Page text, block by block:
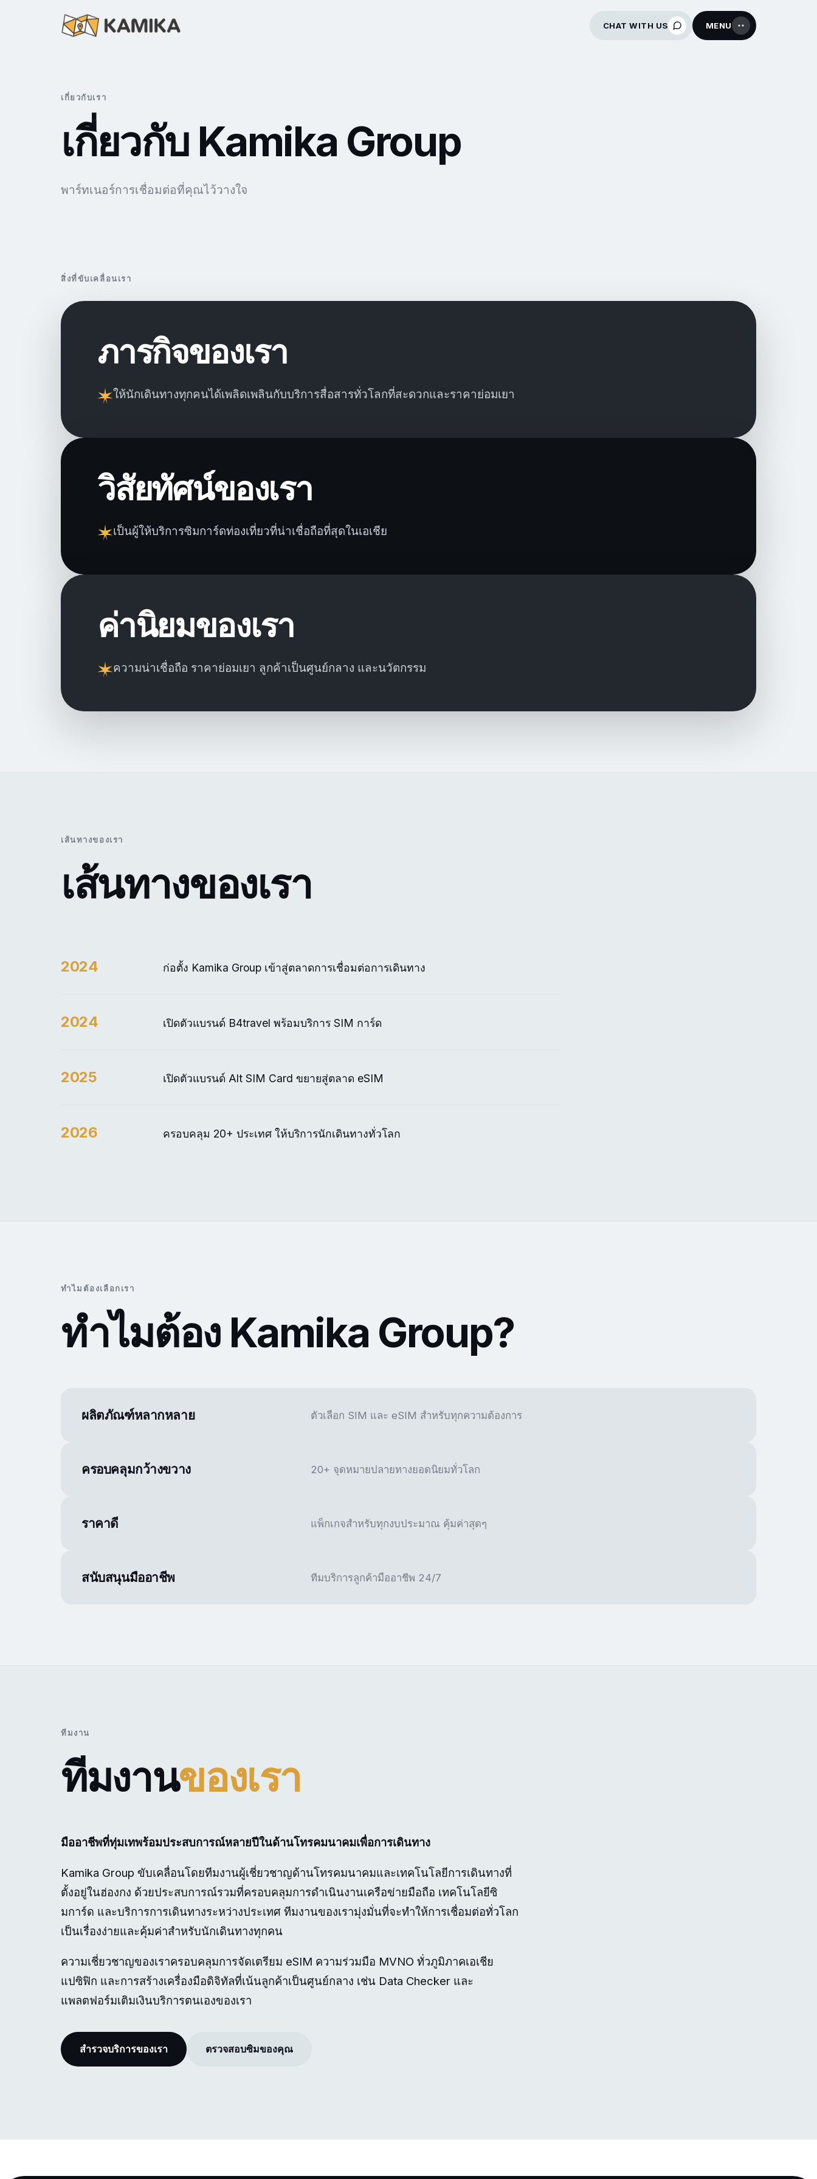
CHAT WITH US MENU
เกี่ยวกับเรา
เกี่ยวกับ Kamika Group
พาร์ทเนอร์การเชื่อมต่อที่คุณไว้วางใจ
สิ่งที่ขับเคลื่อนเรา
ภารกิจของเรา
ให้นักเดินทางทุกคนได้เพลิดเพลินกับบริการสื่อสารทั่วโลกที่สะดวกและราคาย่อมเยา
วิสัยทัศน์ของเรา
เป็นผู้ให้บริการซิมการ์ดท่องเที่ยวที่น่าเชื่อถือที่สุดในเอเชีย
ค่านิยมของเรา
ความน่าเชื่อถือ ราคาย่อมเยา ลูกค้าเป็นศูนย์กลาง และนวัตกรรม
เส้นทางของเรา
เส้นทางของเรา
2024 ก่อตั้ง Kamika Group เข้าสู่ตลาดการเชื่อมต่อการเดินทาง
2024 เปิดตัวแบรนด์ B4travel พร้อมบริการ SIM การ์ด
2025 เปิดตัวแบรนด์ Alt SIM Card ขยายสู่ตลาด eSIM
2026 ครอบคลุม 20+ ประเทศ ให้บริการนักเดินทางทั่วโลก
ทำไมต้องเลือกเรา
ทำไมต้อง Kamika Group?
ผลิตภัณฑ์หลากหลาย ตัวเลือก SIM และ eSIM สำหรับทุกความต้องการ
ครอบคลุมกว้างขวาง 20+ จุดหมายปลายทางยอดนิยมทั่วโลก
ราคาดี แพ็กเกจสำหรับทุกงบประมาณ คุ้มค่าสุดๆ
สนับสนุนมืออาชีพ ทีมบริการลูกค้ามืออาชีพ 24/7
ทีมงาน
ทีมงานของเรา
มืออาชีพที่ทุ่มเทพร้อมประสบการณ์หลายปีในด้านโทรคมนาคมเพื่อการเดินทาง
Kamika Group ขับเคลื่อนโดยทีมงานผู้เชี่ยวชาญด้านโทรคมนาคมและเทคโนโลยีการเดินทางที่
ตั้งอยู่ในฮ่องกง ด้วยประสบการณ์รวมที่ครอบคลุมการดำเนินงานเครือข่ายมือถือ เทคโนโลยีซิ
มการ์ด และบริการการเดินทางระหว่างประเทศ ทีมงานของเรามุ่งมั่นที่จะทำให้การเชื่อมต่อทั่วโลก
เป็นเรื่องง่ายและคุ้มค่าสำหรับนักเดินทางทุกคน
ความเชี่ยวชาญของเราครอบคลุมการจัดเตรียม eSIM ความร่วมมือ MVNO ทั่วภูมิภาคเอเชีย
แปซิฟิก และการสร้างเครื่องมือดิจิทัลที่เน้นลูกค้าเป็นศูนย์กลาง เช่น Data Checker และ
แพลตฟอร์มเติมเงินบริการตนเองของเรา
สำรวจบริการของเรา ตรวจสอบซิมของคุณ